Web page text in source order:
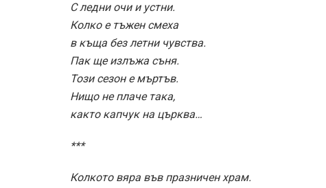
С ледни очи и устни.
Колко е тъжен смеха
в къща без летни чувства.
Пак ще излъжа съня.
Този сезон е мъртъв.
Нищо не плаче така,
както капчук на църква…
***
Колкото вяра във празничен храм.